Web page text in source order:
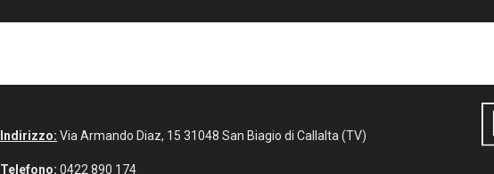
Indirizzo: Via Armando Diaz, 15 31048 San Biagio di Callalta (TV)
Telefono: 0422 890 174